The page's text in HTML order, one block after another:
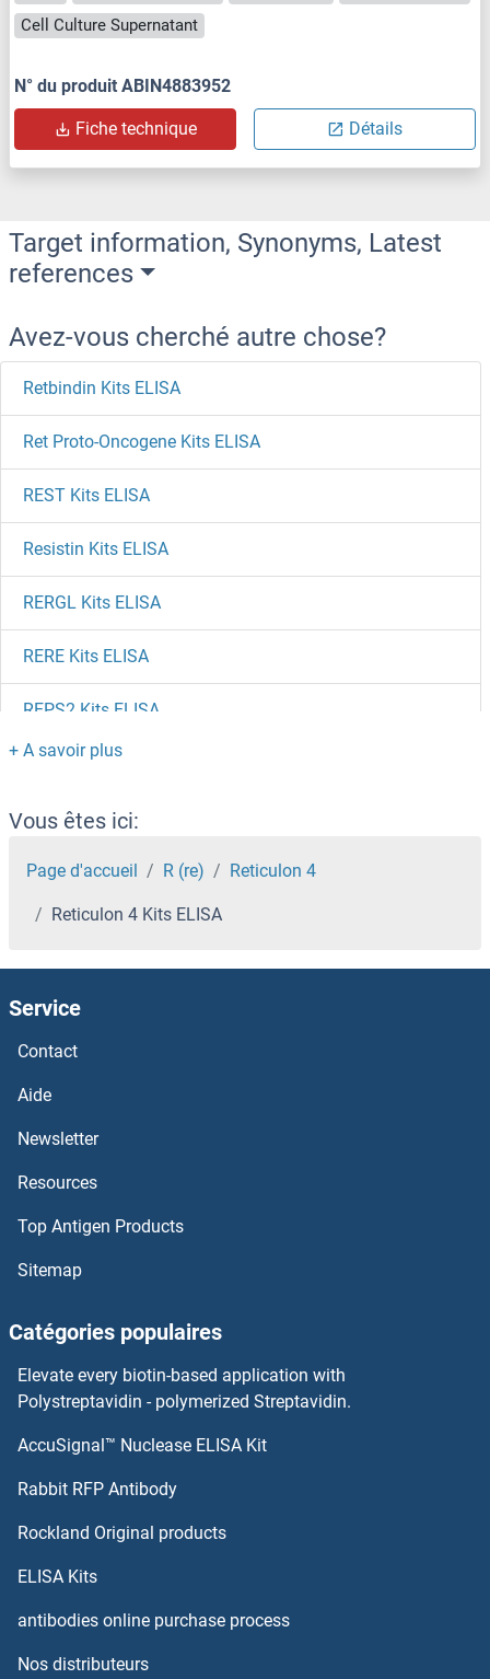
Cell Culture Supernatant
N° du produit ABIN4883952
Fiche technique Détails
Target information, Synonyms, Latest
references
Avez-vous cherché autre chose?
Retbindin Kits ELISA
Ret Proto-Oncogene Kits ELISA
REST Kits ELISA
Resistin Kits ELISA
RERGL Kits ELISA
RERE Kits ELISA
REPS2 Kits ELISA
REPS1 Kits ELISA
Reprimo Kits ELISA
REPIN1 Kits ELISA
Repetin Kits ELISA
RELT Kits ELISA
RELB Kits ELISA
Relaxin 3 Receptor 1 Kits ELISA
Relaxin Kits ELISA
Retinal G Protein Coupled Receptor Kits ELISA
Retinaldehyde Binding Protein 1 Kits ELISA
Vous êtes ici:
Page d'accueil R (re) Reticulon 4
Reticulon 4 Kits ELISA
Service
Contact
Aide
Newsletter
Resources
Top Antigen Products
Sitemap
Catégories populaires
Elevate every biotin-based application with
Polystreptavidin - polymerized Streptavidin.
AccuSignal™ Nuclease ELISA Kit
Rabbit RFP Antibody
Rockland Original products
ELISA Kits
antibodies online purchase process
Nos distributeurs